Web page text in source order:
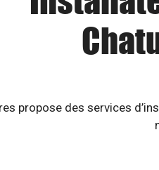
propose des services